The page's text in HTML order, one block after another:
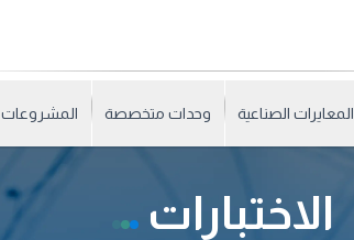
المعايرات الصناعية وحدات متخصصة المشروعات
الاختبارات